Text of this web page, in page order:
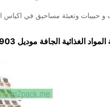
و حبيبات وتعبئة مساحيق في اكياس
الجافة موديل 903 حتي واحد كيلو ماركة مهندس منسي